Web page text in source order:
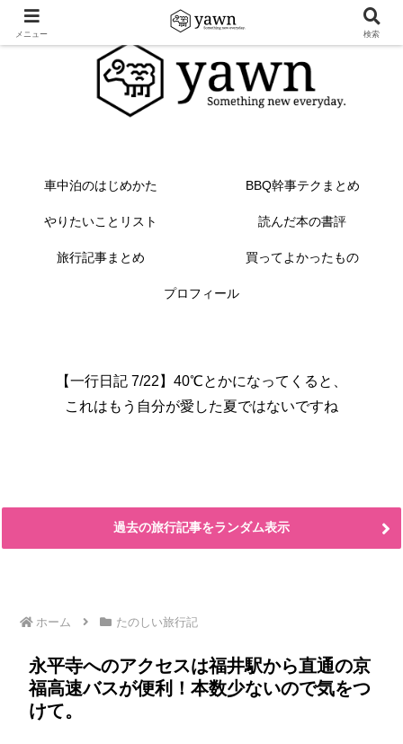
車中泊のはじめかた BBQ幹事テクまとめ
やりたいことリスト 読んだ本の書評
旅行記事まとめ 買ってよかったもの
プロフィール
【一行日記 7/22】40℃とかになってくると、
これはもう自分が愛した夏ではないですね
過去の旅行記事をランダム表示
ホーム たのしい旅行記
永平寺へのアクセスは福井駅から直通の京
福高速バスが便利！本数少ないので気をつ
けて。
メニュー 検索